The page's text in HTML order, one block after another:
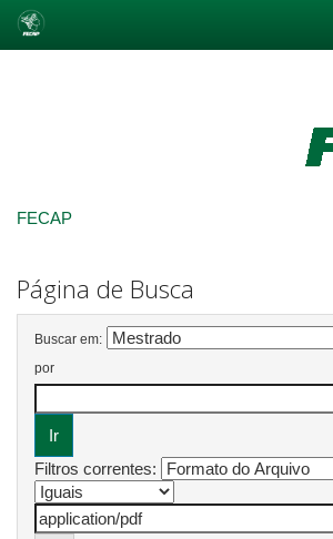
FECAP
Página de Busca
Buscar em:
por
Filtros correntes: